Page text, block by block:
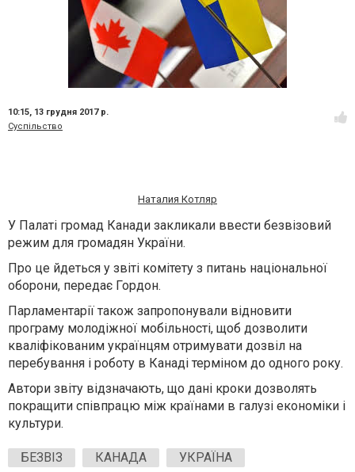
10:15, 13 грудня 2017 р.
Суспільство
Наталия Котляр
У Палаті громад Канади закликали ввести безвізовий
режим для громадян України.
Про це йдеться у звіті комітету з питань національної
оборони, передає Гордон.
Парламентарії також запропонували відновити
програму молодіжної мобільності, щоб дозволити
кваліфікованим українцям отримувати дозвіл на
перебування і роботу в Канаді терміном до одного року.
Автори звіту відзначають, що дані кроки дозволять
покращити співпрацю між країнами в галузі економіки і
культури.
БЕЗВІЗ КАНАДА УКРАЇНА